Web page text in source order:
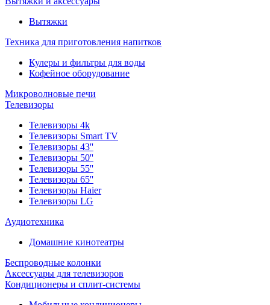
Вытяжки
Техника для приготовления напитков
Кулеры и фильтры для воды
Кофейное оборудование
Микроволновые печи
Телевизоры
Телевизоры 4k
Телевизоры Smart TV
Телевизоры 43''
Телевизоры 50''
Телевизоры 55''
Телевизоры 65''
Телевизоры Haier
Телевизоры LG
Аудиотехника
Домашние кинотеатры
Беспроводные колонки
Аксессуары для телевизоров
Кондиционеры и сплит-системы